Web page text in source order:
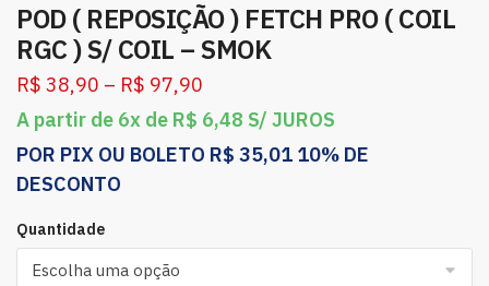
POD ( REPOSIÇÃO ) FETCH PRO ( COIL
RGC ) S/ COIL – SMOK
R$ 38,90 – R$ 97,90
A partir de 6x de R$ 6,48 S/ JUROS
POR PIX OU BOLETO R$ 35,01 10% DE
DESCONTO
Quantidade